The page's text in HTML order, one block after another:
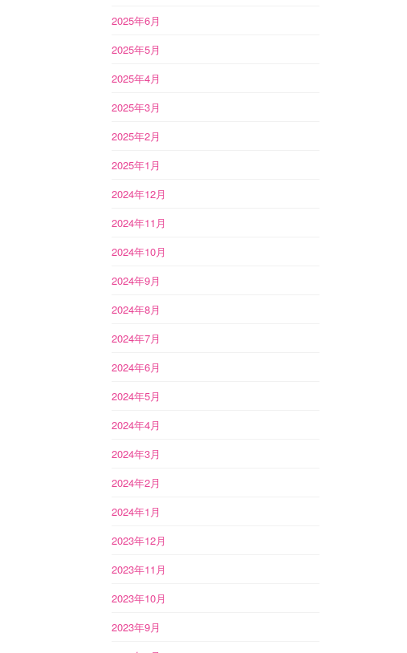
2025年6月
2025年5月
2025年4月
2025年3月
2025年2月
2025年1月
2024年12月
2024年11月
2024年10月
2024年9月
2024年8月
2024年7月
2024年6月
2024年5月
2024年4月
2024年3月
2024年2月
2024年1月
2023年12月
2023年11月
2023年10月
2023年9月